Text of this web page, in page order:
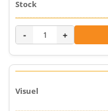
- +